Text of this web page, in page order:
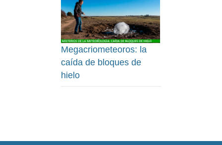
Megacriometeoros: la
caída de bloques de
hielo